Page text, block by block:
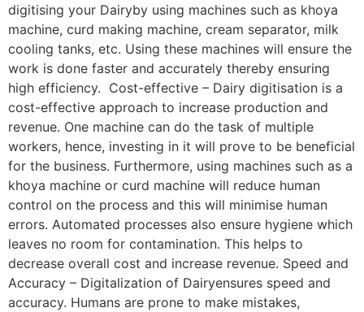
digitising your Dairyby using machines such as khoya
machine, curd making machine, cream separator, milk
cooling tanks, etc. Using these machines will ensure the
work is done faster and accurately thereby ensuring
high efficiency. Cost-effective – Dairy digitisation is a
cost-effective approach to increase production and
revenue. One machine can do the task of multiple
workers, hence, investing in it will prove to be beneficial
for the business. Furthermore, using machines such as a
khoya machine or curd machine will reduce human
control on the process and this will minimise human
errors. Automated processes also ensure hygiene which
leaves no room for contamination. This helps to
decrease overall cost and increase revenue. Speed and
Accuracy – Digitalization of Dairyensures speed and
accuracy. Humans are prone to make mistakes,